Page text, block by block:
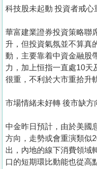
科技股未起動 投資者戒心
華富建業證券投資策略聯
升，但投資氣氛並不算真
動，主要靠着中資金融股
力，加上恒指一直處10天
很重，不利於大市重拾升
市場情緒未好轉 後市缺方
中金昨日預計，由於美國
方向，走勢或會重演類似
出，內地的線下消費領域
口的短期環比動能也從高